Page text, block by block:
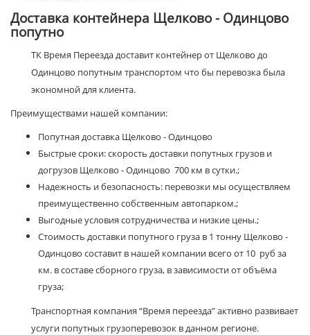
Доставка контейнера Щелково - Одинцово
попутно
ТК Время Переезда доставит контейнер от Щелково до
Одинцово попутным транспортом что бы перевозка была
экономной для клиента.
Преимуществами нашей компании:
Попутная доставка Щелково - Одинцово
Быстрые сроки: скорость доставки попутных грузов и
догрузов Щелково - Одинцово 700 км в сутки.;
Надежность и безопасность: перевозки мы осуществляем
преимущественно собственным автопарком.;
Выгодные условия сотрудничества и низкие цены.;
Стоимость доставки попутного груза в 1 тонну Щелково -
Одинцово составит в нашей компании всего от 10 руб за
км. в составе сборного груза, в зависимости от объёма
груза;
Транспортная компания “Время переезда” активно развивает
услуги попутных грузоперевозок в данном регионе.